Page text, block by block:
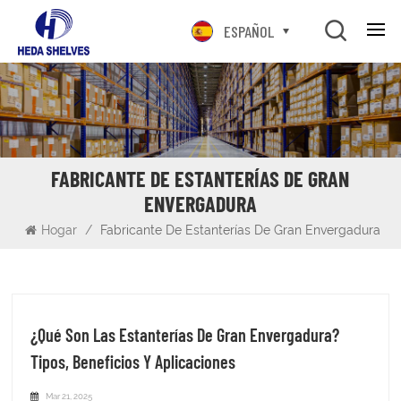
ESPAÑOL
FABRICANTE DE ESTANTERÍAS DE GRAN
ENVERGADURA
Hogar / Fabricante De Estanterías De Gran Envergadura
¿Qué Son Las Estanterías De Gran Envergadura?
Tipos, Beneficios Y Aplicaciones
Mar 21, 2025